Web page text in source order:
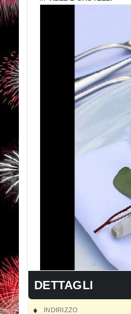
DETTAGLI
INDIRIZZO